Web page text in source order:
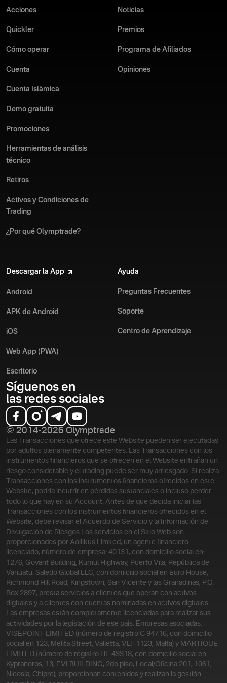
mejores brokers de trading en línea!
Acciones
Quickler
Cómo operar
Cuenta
Cuenta Islámica
Demo gratuita
Promociones
Herramientas de análisis
técnico
Retiros
Activos y Condiciones de
Trading
¿Por qué Olymptrade?
Noticias
Premios
Programa de Afiliados
Opiniones
Descargar la App
Android
APK de Android
iOS
Web App (PWA)
Escritorio
Ayuda
Preguntas Frecuentes
Soporte
Centro de Aprendizaje
Síguenos en
las redes sociales
© 2014-2026 Olymptrade
Las Transacciones que ofrece este Website pueden ser ejecutadas
por adultos plenamente competentes. Las Transacciones con los
instrumentos financieros que se ofrecen en el Website entrañan un
riesgo considerable y el trading puede ser muy arriesgado. Si realiza
Transacciones con los instrumentos financieros ofrecidos en este
Website, podría incurrir en pérdidas sustanciales o incluso perder
todo lo que hay en su Account. Antes de que decida iniciar las
Transacciones con los instrumentos financieros ofrecidos en el
Website, debe revisar el Acuerdo de Servicio y la Información de
Divulgación de Riesgos. Los servicios en el Sitio Web son
proporcionados por Aollikus Limited, un agente financiero
licenciado, número de empresa: 40131, con domicilio social en:
1276, Govant Building, Kumul Highway, Puerto Vila, República de
Vanuatu. Saledo Global LLC, con domicilio social en Euro House,
Richmond Hill Road, Kingstown, San Vicente y las Granadinas, P.O.
Box 2897, presta servicios a clientes que operan con activos
digitales y a clientes con cuentas nominadas en activos digitales.
Las empresas están completamente licenciadas para realizar sus
actividades por la legislación de ese país. Empresas asociadas:
VISEPOINT LIMITED (número de registro C 94716, con domicilio
social en 123, Melita Street, Valletta, VLT 1123, Malta) y MARTIQUE
LIMITED (número de registro HE 43318, con domicilio social en
Kypranoros, 13, EVI BUILDING, 2do piso, Local/Oficina 201, 1061,
Nicosia, Chipre), proporcionan contenidos y realizan la gestión